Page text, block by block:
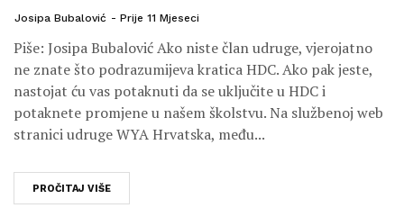
Josipa Bubalović Prije 11 Mjeseci
Piše: Josipa Bubalović Ako niste član udruge, vjerojatno
ne znate što podrazumijeva kratica HDC. Ako pak jeste,
nastojat ću vas potaknuti da se uključite u HDC i
potaknete promjene u našem školstvu. Na službenoj web
stranici udruge WYA Hrvatska, među...
PROČITAJ VIŠE